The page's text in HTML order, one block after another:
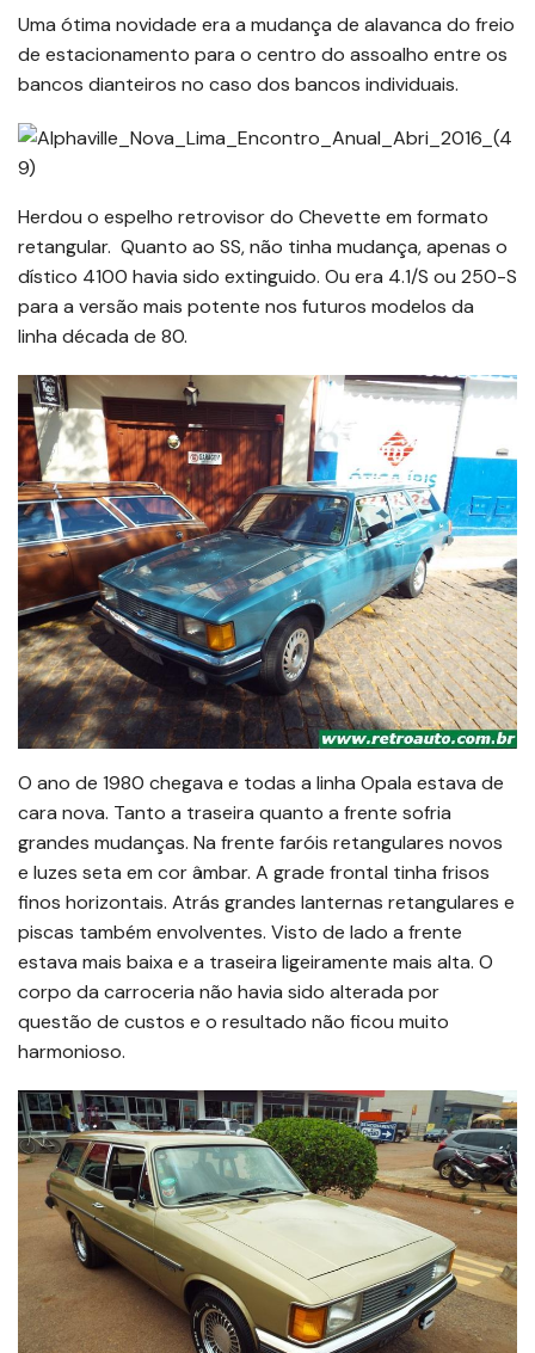
Uma ótima novidade era a mudança de alavanca do freio
de estacionamento para o centro do assoalho entre os
bancos dianteiros no caso dos bancos individuais.
Herdou o espelho retrovisor do Chevette em formato
retangular. Quanto ao SS, não tinha mudança, apenas o
dístico 4100 havia sido extinguido. Ou era 4.1/S ou 250-S
para a versão mais potente nos futuros modelos da
linha década de 80.
O ano de 1980 chegava e todas a linha Opala estava de
cara nova. Tanto a traseira quanto a frente sofria
grandes mudanças. Na frente faróis retangulares novos
e luzes seta em cor âmbar. A grade frontal tinha frisos
finos horizontais. Atrás grandes lanternas retangulares e
piscas também envolventes. Visto de lado a frente
estava mais baixa e a traseira ligeiramente mais alta. O
corpo da carroceria não havia sido alterada por
questão de custos e o resultado não ficou muito
harmonioso.